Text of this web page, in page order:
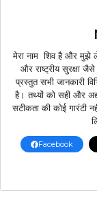
मेरा नाम शिव है और मुझे
और राष्ट्रीय सुरक्षा
प्रस्तुत सभी जानकारी
है। तथ्यों को सही और
सटीकता की कोई गारंटी
Facebook